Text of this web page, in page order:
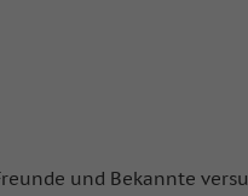
und Bekannte